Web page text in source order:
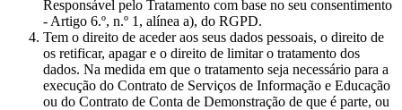
Responsável pelo Tratamento com base no seu consentimento
- Artigo 6.º, n.º 1, alínea a), do RGPD.
Tem o direito de aceder aos seus dados pessoais, o direito de
os retificar, apagar e o direito de limitar o tratamento dos
dados. Na medida em que o tratamento seja necessário para a
execução do Contrato de Serviços de Informação e Educação
ou do Contrato de Conta de Demonstração de que é parte, ou